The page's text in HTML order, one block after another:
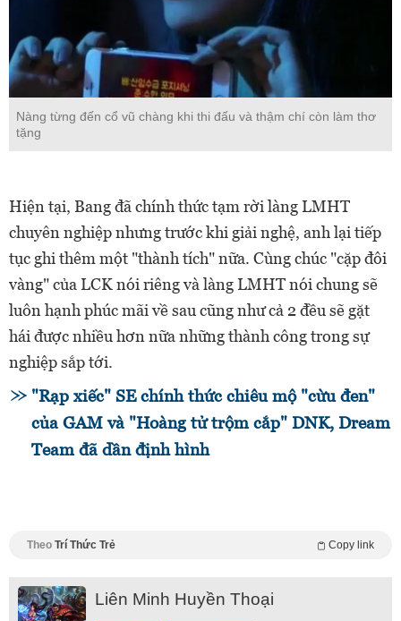
Nàng từng đến cổ vũ chàng khi thi đấu và thậm chí còn làm thơ
tặng
Hiện tại, Bang đã chính thức tạm rời làng LMHT
chuyên nghiệp nhưng trước khi giải nghệ, anh lại tiếp
tục ghi thêm một "thành tích" nữa. Cùng chúc "cặp đôi
vàng" của LCK nói riêng và làng LMHT nói chung sẽ
luôn hạnh phúc mãi về sau cũng như cả 2 đều sẽ gặt
hái được nhiều hơn nữa những thành công trong sự
nghiệp sắp tới.
"Rạp xiếc" SE chính thức chiêu mộ "cừu đen"
của GAM và "Hoàng tử trộm cắp" DNK, Dream
Team đã dần định hình
Theo Trí Thức Trẻ Copy link
Liên Minh Huyền Thoại